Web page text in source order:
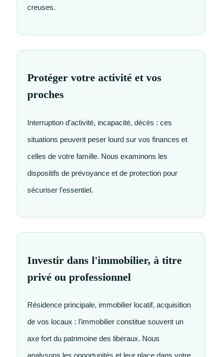
creuses.
Protéger votre activité et vos
proches
Interruption d'activité, incapacité, décès : ces
situations peuvent peser lourd sur vos finances et
celles de votre famille. Nous examinons les
dispositifs de prévoyance et de protection pour
sécuriser l'essentiel.
Investir dans l'immobilier, à titre
privé ou professionnel
Résidence principale, immobilier locatif, acquisition
de vos locaux : l'immobilier constitue souvent un
axe fort du patrimoine des libéraux. Nous